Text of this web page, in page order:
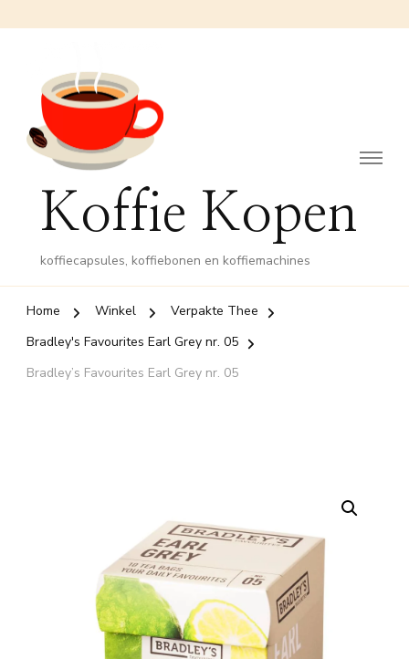
Koffie Kopen
koffiecapsules, koffiebonen en koffiemachines
Home Winkel
Verpakte Thee
Bradley's Favourites Earl Grey nr. 05
Bradley’s Favourites Earl Grey nr. 05